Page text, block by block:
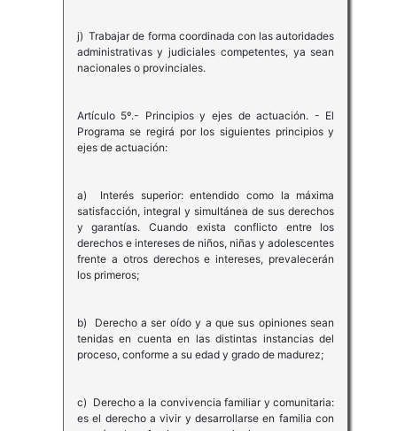
j) Trabajar de forma coordinada con las autoridades
administrativas y judiciales competentes, ya sean
nacionales o provinciales.
Artículo 5º.- Principios y ejes de actuación. - El
Programa se regirá por los siguientes principios y
ejes de actuación:
a) Interés superior: entendido como la máxima
satisfacción, integral y simultánea de sus derechos
y garantías. Cuando exista conflicto entre los
derechos e intereses de niños, niñas y adolescentes
frente a otros derechos e intereses, prevalecerán
los primeros;
b) Derecho a ser oído y a que sus opiniones sean
tenidas en cuenta en las distintas instancias del
proceso, conforme a su edad y grado de madurez;
c) Derecho a la convivencia familiar y comunitaria:
es el derecho a vivir y desarrollarse en familia con